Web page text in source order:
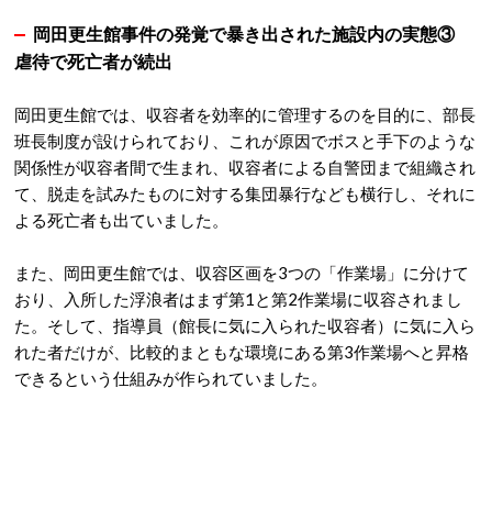
岡田更生館事件の発覚で暴き出された施設内の実態③
虐待で死亡者が続出
岡田更生館では、収容者を効率的に管理するのを目的に、部長
班長制度が設けられており、これが原因でボスと手下のような
関係性が収容者間で生まれ、収容者による自警団まで組織され
て、脱走を試みたものに対する集団暴行なども横行し、それに
よる死亡者も出ていました。
また、岡田更生館では、収容区画を3つの「作業場」に分けて
おり、入所した浮浪者はまず第1と第2作業場に収容されまし
た。そして、指導員（館長に気に入られた収容者）に気に入ら
れた者だけが、比較的まともな環境にある第3作業場へと昇格
できるという仕組みが作られていました。